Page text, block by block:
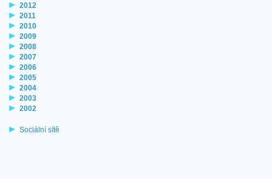
2012
2011
2010
2009
2008
2007
2006
2005
2004
2003
2002
Sociální sítě